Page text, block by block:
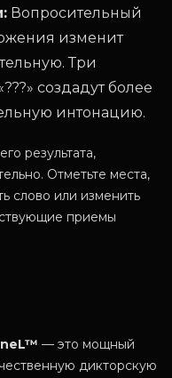
Вопросительный
изменит
Три
создадут более
интонацию.
результата,
Отметьте места,
слово или изменить
приемы
— это мощный
дикторскую